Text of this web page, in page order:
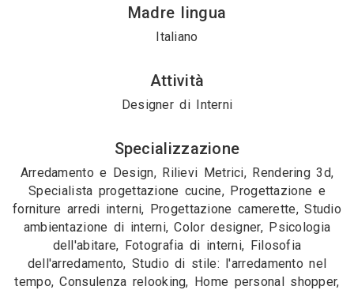
Madre lingua
Italiano
Attività
Designer di Interni
Specializzazione
Arredamento e Design, Rilievi Metrici, Rendering 3d,
Specialista progettazione cucine, Progettazione e
forniture arredi interni, Progettazione camerette, Studio
ambientazione di interni, Color designer, Psicologia
dell'abitare, Fotografia di interni, Filosofia
dell'arredamento, Studio di stile: l'arredamento nel
tempo, Consulenza relooking, Home personal shopper,